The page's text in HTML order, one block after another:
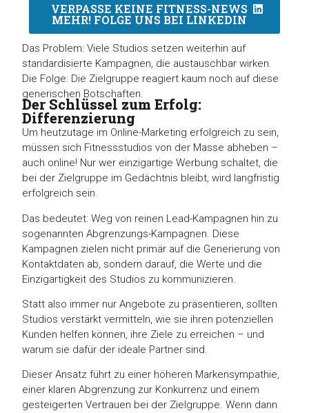
VERPASSE KEINE FITNESS-NEWS
MEHR! FOLGE UNS BEI LINKEDIN
Das Problem: Viele Studios setzen weiterhin auf
standardisierte Kampagnen, die austauschbar wirken.
Die Folge: Die Zielgruppe reagiert kaum noch auf diese
generischen Botschaften.
Der Schlüssel zum Erfolg:
Differenzierung
Um heutzutage im Online-Marketing erfolgreich zu sein,
müssen sich Fitnessstudios von der Masse abheben –
auch online! Nur wer einzigartige Werbung schaltet, die
bei der Zielgruppe im Gedächtnis bleibt, wird langfristig
erfolgreich sein.
Das bedeutet: Weg von reinen Lead-Kampagnen hin zu
sogenannten Abgrenzungs-Kampagnen. Diese
Kampagnen zielen nicht primär auf die Generierung von
Kontaktdaten ab, sondern darauf, die Werte und die
Einzigartigkeit des Studios zu kommunizieren.
Statt also immer nur Angebote zu präsentieren, sollten
Studios verstärkt vermitteln, wie sie ihren potenziellen
Kunden helfen können, ihre Ziele zu erreichen – und
warum sie dafür der ideale Partner sind.
Dieser Ansatz führt zu einer höheren Markensympathie,
einer klaren Abgrenzung zur Konkurrenz und einem
gesteigerten Vertrauen bei der Zielgruppe. Wenn dann